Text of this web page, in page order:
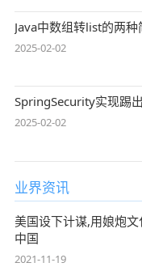
Java中数组转list的两
2025-02-02
SpringSecurity实现踢
2025-02-02
业界资讯
美国设下计谋,用娘炮
中国
2021-11-19